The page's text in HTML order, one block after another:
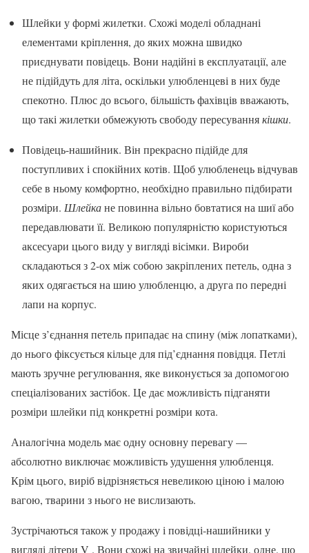
Шлейки у формі жилетки. Схожі моделі обладнані
елементами кріплення, до яких можна швидко
приєднувати повідець. Вони надійні в експлуатації, але
не підійдуть для літа, оскільки улюбленцеві в них буде
спекотно. Плюс до всього, більшість фахівців вважають,
що такі жилетки обмежують свободу пересуваннякішки.
Повідець-нашийник. Він прекрасно підійде для
поступливих і спокійних котів. Щоб улюбленець відчував
себе в ньому комфортно, необхідно правильно підбирати
розміри. Шлейкане повинна вільно бовтатися на шиї або
передавлювати її. Великою популярністю користуються
аксесуари цього виду у вигляді вісімки. Вироби
складаються з 2-ох між собою закріплених петель, одна з
яких одягається на шию улюбленцю, а друга по передні
лапи на корпус.
Місце з’єднання петель припадає на спину (між лопатками),
до нього фіксується кільце для під’єднання повідця. Петлі
мають зручне регулювання, яке виконується за допомогою
спеціалізованих застібок. Це дає можливість підганяти
розміри шлейки під конкретні розміри кота.
Аналогічна модель має одну основну перевагу —
абсолютно виключає можливість удушення улюбленця.
Крім цього, виріб відрізняється невеликою ціною і малою
вагою, тварини з нього не вислизають.
Зустрічаються також у продажу і повідці-нашийники у
вигляді літери V . Вони схожі на звичайні шлейки, одне, що